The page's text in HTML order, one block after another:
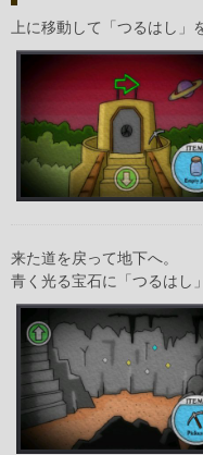
上に移動して「つるはし」
来た道を戻って地下へ。
青く光る宝石に「つるはし